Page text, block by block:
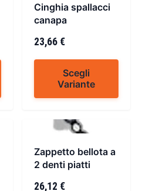
Cinghia spallacci
canapa
23,66 €
Scegli
Variante
Zappetto bellota a
2 denti piatti
26,12 €